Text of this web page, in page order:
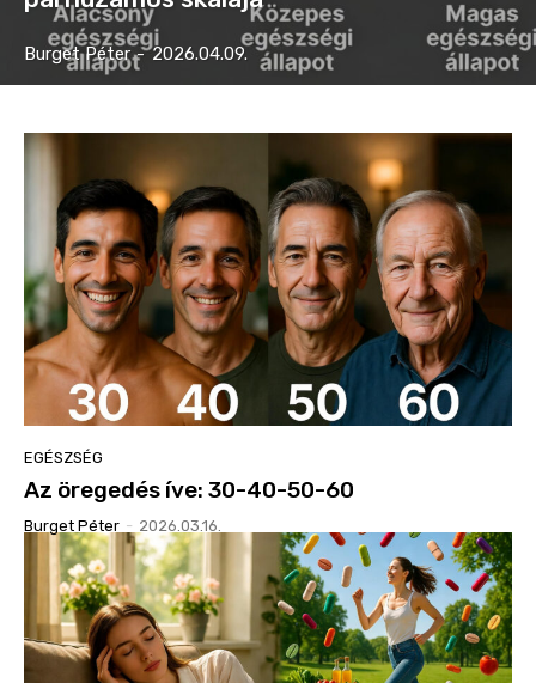
Burget Péter - 2026.04.09.
EGÉSZSÉG
Az öregedés íve: 30-40-50-60
Burget Péter - 2026.03.16.